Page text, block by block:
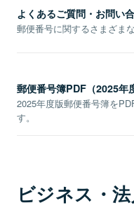
よくあるご質問・お問い
郵便番号に関するさまざま
郵便番号簿PDF（2025年
2025年度版郵便番号簿を
す。
ビジネス・